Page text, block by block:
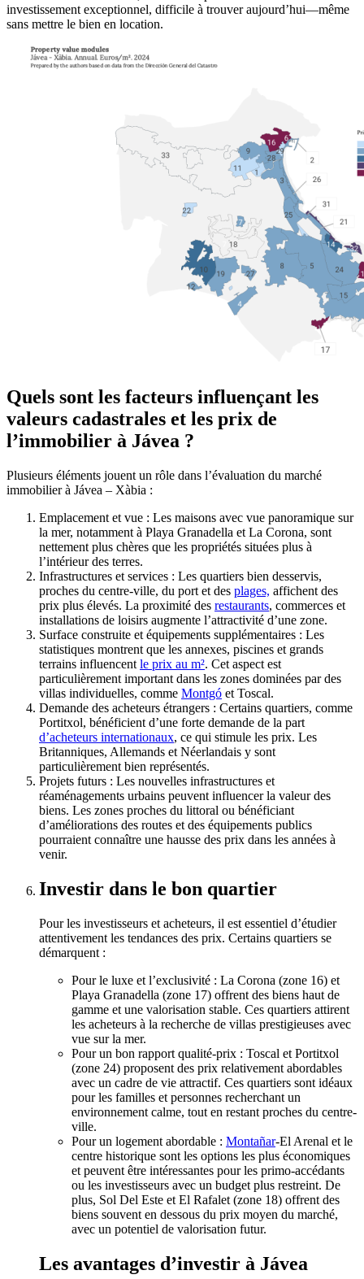
investissement exceptionnel, difficile à trouver aujourd’hui—même
sans mettre le bien en location.
Quels sont les facteurs influençant les
valeurs cadastrales et les prix de
l’immobilier à Jávea ?
Plusieurs éléments jouent un rôle dans l’évaluation du marché
immobilier à Jávea – Xàbia :
Emplacement et vue : Les maisons avec vue panoramique sur
la mer, notamment à Playa Granadella et La Corona, sont
nettement plus chères que les propriétés situées plus à
l’intérieur des terres.
Infrastructures et services : Les quartiers bien desservis,
proches du centre-ville, du port et des plages, affichent des
prix plus élevés. La proximité des restaurants, commerces et
installations de loisirs augmente l’attractivité d’une zone.
Surface construite et équipements supplémentaires : Les
statistiques montrent que les annexes, piscines et grands
terrains influencent le prix au m². Cet aspect est
particulièrement important dans les zones dominées par des
villas individuelles, comme Montgó et Toscal.
Demande des acheteurs étrangers : Certains quartiers, comme
Portitxol, bénéficient d’une forte demande de la part
d’acheteurs internationaux, ce qui stimule les prix. Les
Britanniques, Allemands et Néerlandais y sont
particulièrement bien représentés.
Projets futurs : Les nouvelles infrastructures et
réaménagements urbains peuvent influencer la valeur des
biens. Les zones proches du littoral ou bénéficiant
d’améliorations des routes et des équipements publics
pourraient connaître une hausse des prix dans les années à
venir.
Investir dans le bon quartier
Pour les investisseurs et acheteurs, il est essentiel d’étudier
attentivement les tendances des prix. Certains quartiers se
démarquent :
Pour le luxe et l’exclusivité : La Corona (zone 16) et
Playa Granadella (zone 17) offrent des biens haut de
gamme et une valorisation stable. Ces quartiers attirent
les acheteurs à la recherche de villas prestigieuses avec
vue sur la mer.
Pour un bon rapport qualité-prix : Toscal et Portitxol
(zone 24) proposent des prix relativement abordables
avec un cadre de vie attractif. Ces quartiers sont idéaux
pour les familles et personnes recherchant un
environnement calme, tout en restant proches du centre-
ville.
Pour un logement abordable : Montañar-El Arenal et le
centre historique sont les options les plus économiques
et peuvent être intéressantes pour les primo-accédants
ou les investisseurs avec un budget plus restreint. De
plus, Sol Del Este et El Rafalet (zone 18) offrent des
biens souvent en dessous du prix moyen du marché,
avec un potentiel de valorisation futur.
Les avantages d’investir à Jávea